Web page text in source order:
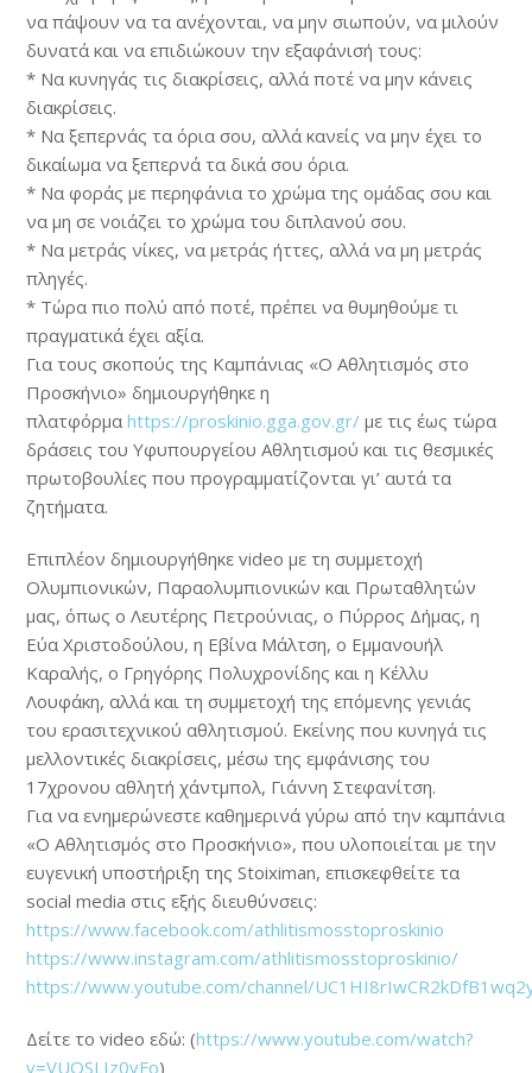
να πάψουν να τα ανέχονται, να μην σιωπούν, να μιλούν
δυνατά και να επιδιώκουν την εξαφάνισή τους:
* Να κυνηγάς τις διακρίσεις, αλλά ποτέ να μην κάνεις
διακρίσεις.
* Να ξεπερνάς τα όρια σου, αλλά κανείς να μην έχει το
δικαίωμα να ξεπερνά τα δικά σου όρια.
* Να φοράς με περηφάνια το χρώμα της ομάδας σου και
να μη σε νοιάζει το χρώμα του διπλανού σου.
* Να μετράς νίκες, να μετράς ήττες, αλλά να μη μετράς
πληγές.
* Τώρα πιο πολύ από ποτέ, πρέπει να θυμηθούμε τι
πραγματικά έχει αξία.
Για τους σκοπούς της Καμπάνιας «Ο Αθλητισμός στο
Προσκήνιο» δημιουργήθηκε η
πλατφόρμαhttps://proskinio.gga.gov.gr/ με τις έως τώρα
δράσεις του Υφυπουργείου Αθλητισμού και τις θεσμικές
πρωτοβουλίες που προγραμματίζονται γι’ αυτά τα
ζητήματα.
Επιπλέον δημιουργήθηκε video με τη συμμετοχή
Ολυμπιονικών, Παραολυμπιονικών και Πρωταθλητών
μας, όπως ο Λευτέρης Πετρούνιας, ο Πύρρος Δήμας, η
Εύα Χριστοδούλου, η Εβίνα Μάλτση, ο Εμμανουήλ
Καραλής, ο Γρηγόρης Πολυχρονίδης και η Κέλλυ
Λουφάκη, αλλά και τη συμμετοχή της επόμενης γενιάς
του ερασιτεχνικού αθλητισμού. Εκείνης που κυνηγά τις
μελλοντικές διακρίσεις, μέσω της εμφάνισης του
17χρονου αθλητή χάντμπολ, Γιάννη Στεφανίτση.
Για να ενημερώνεστε καθημερινά γύρω από την καμπάνια
«Ο Αθλητισμός στο Προσκήνιο», που υλοποιείται με την
ευγενική υποστήριξη της Stoiximan, επισκεφθείτε τα
social media στις εξής διευθύνσεις:
https://www.facebook.com/athlitismosstoproskinio
https://www.instagram.com/athlitismosstoproskinio/
https://www.youtube.com/channel/
Δείτε το video εδώ: (https://www.youtube.com/watch?
v=VUOSLIz0vFo)